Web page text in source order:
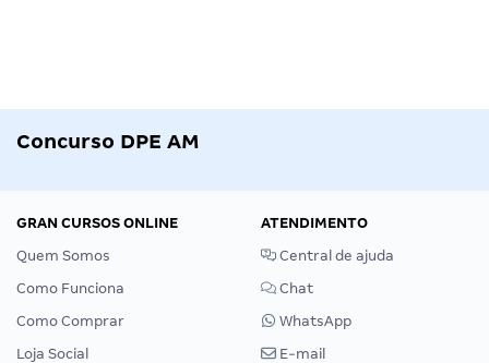
Concurso DPE AM
GRAN CURSOS ONLINE
Quem Somos
Como Funciona
Como Comprar
Loja Social
ATENDIMENTO
Central de ajuda
Chat
WhatsApp
E-mail